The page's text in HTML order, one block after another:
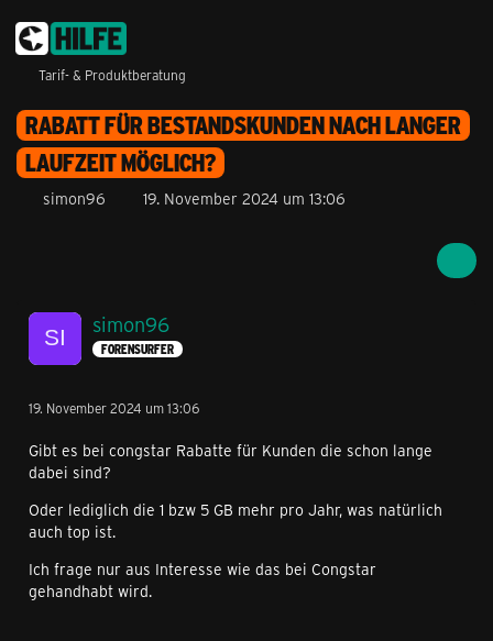
Tarif- & Produktberatung
RABATT FÜR BESTANDSKUNDEN NACH LANGER
LAUFZEIT MÖGLICH?
simon96 19. November 2024 um 13:06
simon96
FORENSURFER
19. November 2024 um 13:06
Gibt es bei congstar Rabatte für Kunden die schon lange
dabei sind?
Oder lediglich die 1 bzw 5 GB mehr pro Jahr, was natürlich
auch top ist.
Ich frage nur aus Interesse wie das bei Congstar
gehandhabt wird.